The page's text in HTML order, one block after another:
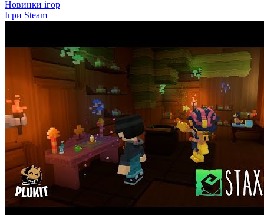
Новинки ігор
Ігри Steam